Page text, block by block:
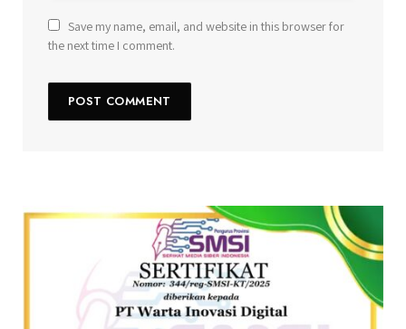
Save my name, email, and website in this browser for
the next time I comment.